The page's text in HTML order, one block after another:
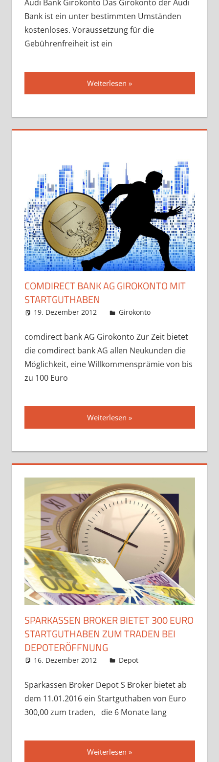
Audi Bank Girokonto Das Girokonto der Audi
Bank ist ein unter bestimmten Umständen
kostenloses. Voraussetzung für die
Gebührenfreiheit ist ein
Weiterlesen
COMDIRECT BANK AG GIROKONTO MIT
STARTGUTHABEN
19. Dezember 2012 admin
Girokonto
comdirect bank AG Girokonto Zur Zeit bietet
die comdirect bank AG allen Neukunden die
Möglichkeit, eine Willkommensprämie von bis
zu 100 Euro
Weiterlesen
SPARKASSEN BROKER BIETET 300 EURO
STARTGUTHABEN ZUM TRADEN BEI
DEPOTERÖFFNUNG
16. Dezember 2012 admin
Depot
Sparkassen Broker Depot S Broker bietet ab
dem 11.01.2016 ein Startguthaben von Euro
300,00 zum traden, die 6 Monate lang
Weiterlesen